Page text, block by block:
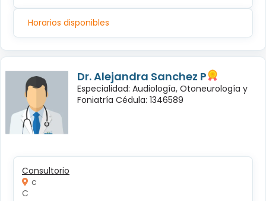
Horarios disponibles
Dr. Alejandra Sanchez P
Especialidad: Audiología, Otoneurología y
Foniatría Cédula: 1346589
Consultorio
c
C